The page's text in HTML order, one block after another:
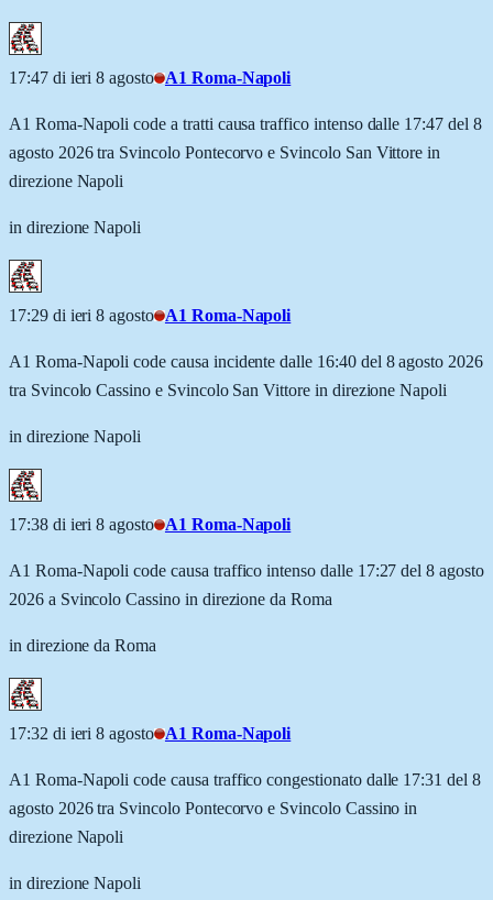
17:47 di ieri 8 agosto A1 Roma-Napoli
A1 Roma-Napoli code a tratti causa traffico intenso dalle 17:47 del 8
agosto 2026 tra Svincolo Pontecorvo e Svincolo San Vittore in
direzione Napoli
in direzione Napoli
17:29 di ieri 8 agosto A1 Roma-Napoli
A1 Roma-Napoli code causa incidente dalle 16:40 del 8 agosto 2026
tra Svincolo Cassino e Svincolo San Vittore in direzione Napoli
in direzione Napoli
17:38 di ieri 8 agosto A1 Roma-Napoli
A1 Roma-Napoli code causa traffico intenso dalle 17:27 del 8 agosto
2026 a Svincolo Cassino in direzione da Roma
in direzione da Roma
17:32 di ieri 8 agosto A1 Roma-Napoli
A1 Roma-Napoli code causa traffico congestionato dalle 17:31 del 8
agosto 2026 tra Svincolo Pontecorvo e Svincolo Cassino in
direzione Napoli
in direzione Napoli